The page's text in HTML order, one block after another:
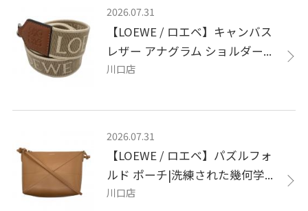
2026.07.31
【LOEWE / ロエベ】キャンバス
レザー アナグラム ショルダー...
川口店
2026.07.31
【LOEWE / ロエベ】パズルフォ
ルド ポーチ|洗練された幾何学...
川口店